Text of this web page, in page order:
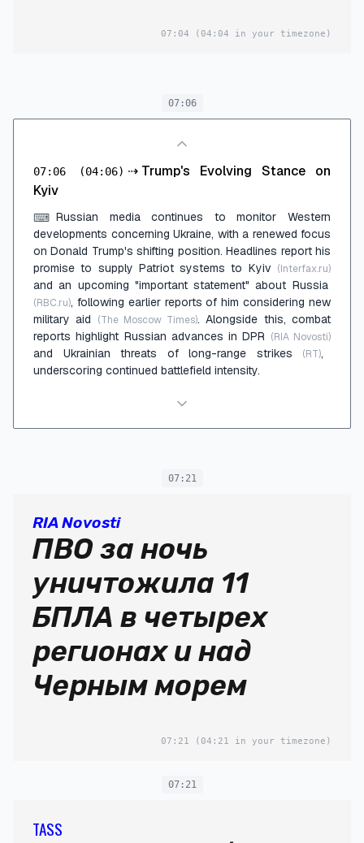
07:04 (04:04 in your timezone)
07:06
07:06 (04:06) ⇢ Trump's Evolving Stance on
Kyiv
⌨ Russian media continues to monitor Western
developments concerning Ukraine, with a renewed focus
on Donald Trump's shifting position. Headlines report his
promise to supply Patriot systems to Kyiv (Interfax.ru)
and an upcoming "important statement" about Russia
(RBC.ru), following earlier reports of him considering new
military aid
(The Moscow Times). Alongside this, combat
reports highlight Russian advances in DPR (RIA Novosti)
and Ukrainian threats of long-range strikes (RT),
underscoring continued battlefield intensity.
07:21
RIA Novosti
ПВО за ночь
уничтожила 11
БПЛА в четырех
регионах и над
Черным морем
07:21 (04:21 in your timezone)
07:21
TASS